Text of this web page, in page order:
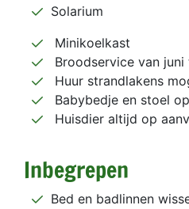
Solarium
Minikoelkast
Broodservice van
Huur strandlakens
Babybedje en stoel
Huisdier altijd op
Inbegrepen
Bed en badlinnen